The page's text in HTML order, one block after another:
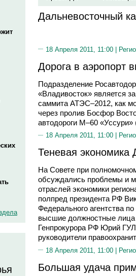
Дальневосточный
18 Апреля 2011, 11:00 |
Дорога в аэропорт
Подразделение
«Владивосток» является
саммита АТЭС–2012, как
через пролив Босфор
автодороги М–60 «Уссури»
18 Апреля 2011, 11:00 |
Теневая экономика
На Совете при
обсуждались проблемы и
отраслей экономики
полпред президента РФ
Федерального агентства
высшие должностные лица
Генпрокурора РФ Юрий
руководители
18 Апреля 2011, 11:00 |
Большая удача